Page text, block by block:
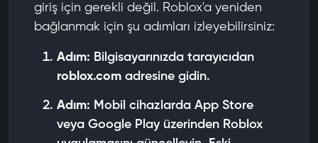
giriş için gerekli değil. Roblox'a yeniden
bağlanmak için şu adımları izleyebilirsiniz:
Adım: Bilgisayarınızda tarayıcıdan
roblox.com adresine gidin.
Adım: Mobil cihazlarda App Store
veya Google Play üzerinden Roblox